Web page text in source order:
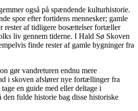
også på spændende kulturhistorie.
spor efter fortidens mennesker; gamle
rester af tidligere bosættelser fortæller
liv gennem tiderne. I Hald Sø Skoven
finde rester af gamle bygninger fra
gør vandreturen endnu mere
i skoven afslører nye fortællinger fra
en guide med eller deltage i
den fulde historie bag disse historiske